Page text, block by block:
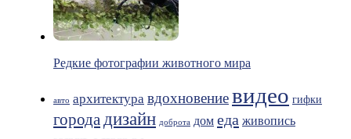
Редкие фотографии животного мира
авто архитектура вдохновениевидео гифки
городадизайн доброта дом еда живопись